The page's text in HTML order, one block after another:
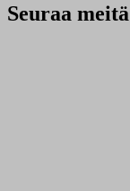
Seuraa meitä